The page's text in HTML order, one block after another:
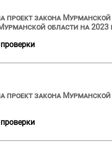
проект закона
области на
проект закона